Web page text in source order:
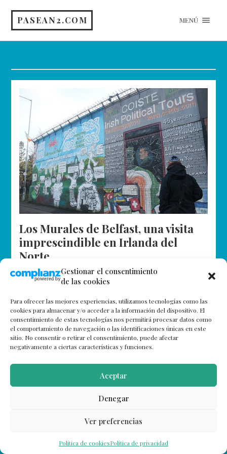
Gestionar el consentimiento
de las cookies
Para ofrecer las mejores experiencias, utilizamos tecnologías como las
cookies para almacenar y/o acceder a la información del dispositivo. El
consentimiento de estas tecnologías nos permitirá procesar datos como
el comportamiento de navegación o las identificaciones únicas en este
sitio. No consentir o retirar el consentimiento, puede afectar
negativamente a ciertas características y funciones.
Aceptar
Denegar
Ver preferencias
Política de cookiesPolítica de privacidad
PASEAN2.COM MENÚ
Los Murales de Belfast, una visita
imprescindible en Irlanda del
Norte
Belfast, la capital de Irlanda del Norte, acoge en sus
calles una de las colecciones de murales políticos más
impresionantes del mundo, para recorrerlas es bueno
conocer alguna recomendación.